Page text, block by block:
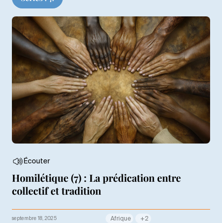
Écouter
Homilétique (7) : La prédication entre
collectif et tradition
septembre 18, 2025 Afrique +2